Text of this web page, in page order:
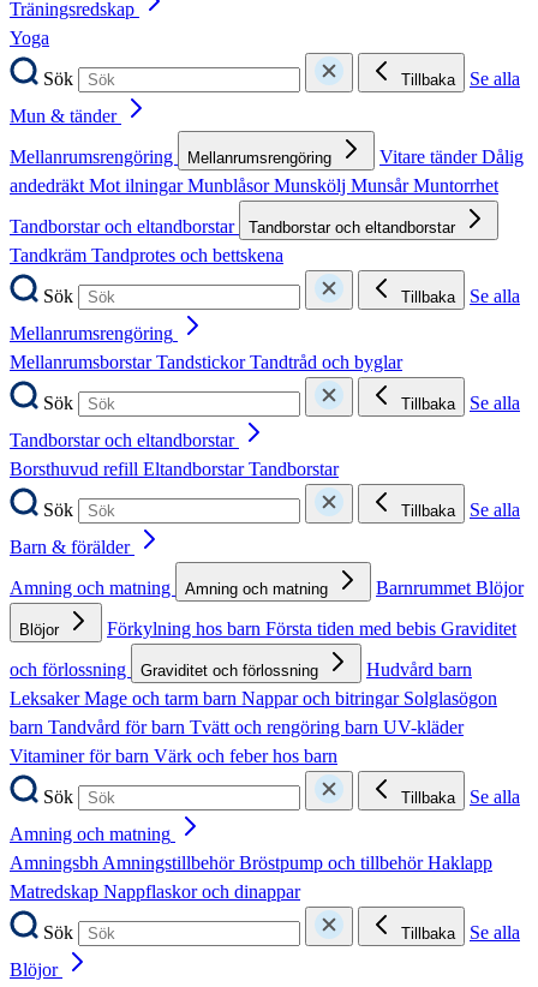
Träningsredskap
Yoga
Sök
Tillbaka
Se alla
Mun & tänder
Mellanrumsrengöring
Mellanrumsrengöring Vitare tänderDålig
andedräktMot ilningarMunblåsorMunskölj MunsårMuntorrhet
Tandborstar och eltandborstar
Tandborstar och eltandborstar
Tandkräm Tandprotes och bettskena
Sök
Tillbaka
Se alla
Mellanrumsrengöring
MellanrumsborstarTandstickorTandtråd och byglar
Sök
Tillbaka
Se alla
Tandborstar och eltandborstar
Borsthuvud refill EltandborstarTandborstar
Sök
Tillbaka
Se alla
Barn & förälder
Amning och matning
Amning och matning BarnrummetBlöjor
Blöjor Förkylning hos barn Första tiden med bebis Graviditet
och förlossning
Graviditet och förlossning
Hudvård barn
LeksakerMage och tarm barn Nappar och bitringar Solglasögon
barn Tandvård för barn Tvätt och rengöring barn UV-kläder
Vitaminer för barn Värk och feber hos barn
Sök
Tillbaka
Se alla
Amning och matning
AmningsbhAmningstillbehörBröstpump och tillbehörHaklapp
Matredskap Nappflaskor och dinappar
Sök
Tillbaka
Se alla
Blöjor